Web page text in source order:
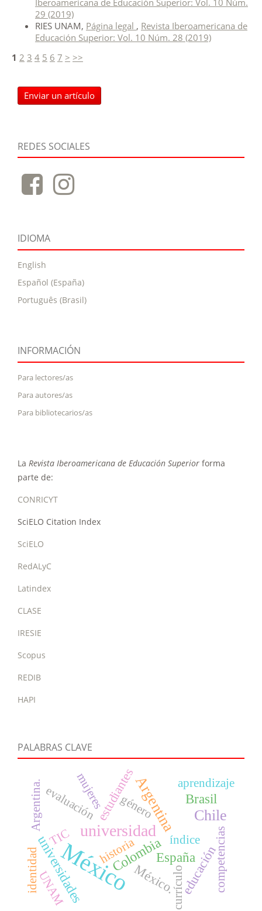
Iberoamericana de Educación Superior: Vol. 10 Núm.
29 (2019)
RIES UNAM, Página legal , Revista Iberoamericana de
Educación Superior: Vol. 10 Núm. 28 (2019)
1 2 3 4 5 6 7 > >>
Enviar un artículo
REDES SOCIALES
IDIOMA
English
Español (España)
Português (Brasil)
INFORMACIÓN
Para lectores/as
Para autores/as
Para bibliotecarios/as
La Revista Iberoamericana de Educación Superior forma
parte de:
CONRICYT
SciELO Citation Index
SciELO
RedALyC
Latindex
CLASE
IRESIE
Scopus
REDIB
HAPI
PALABRAS CLAVE
México
universidad
Argentina Chile
ColombiaEspaña
universidades
Brasil
educación
estudiantes
México.
género
evaluación
competencias
Argentina. aprendizaje
historia índice
TIC
currículo
mujeres
UNAM
identidad